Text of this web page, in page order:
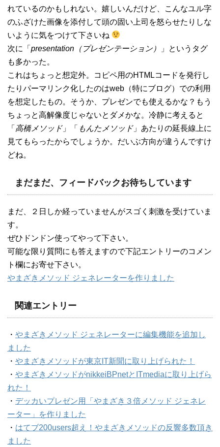
れているのかもしれない。嬉しいんだけど、こんなユル字
のふざけた画像を添付して頭の固い上司を怒らせたりしな
いように気をつけて下さいね
次に「 presentation（プレゼンテーション）
」というタグ
も多かった。
これはちょっと想定外。コピペ用のHTMLコードを発行し
たりパーマリンク化したのはweb（特にブログ）での利用
を想定したもの。そうか、プレゼンでも使えるかな？もう
ちょっと高解像度じゃないとダメかな。冷静に考えると
「 高橋メソッド」「 もんたメソッド」あたりの延長線上に
見てもらったからでしょうか。だいぶ方向が違うんですけ
どね。
まだまだ、フィードバックお待ちしています
まだ、２日しか経っていませんがスゴく刺激を受けていま
す。
ぜひドンドン使ってやって下さい。
可能な限り質問にも答えますので下記エントリーのコメン
ト欄にお寄せ下さい。
やまざきメソッド ジェネレーターを作りました
関連エントリー
・ やまざきメソッド ジェネレーターに編集機能を追加し
ました
・ やまざきメソッドが東京IT新聞に取り上げられた！
・ やまざきメソッドがnikkeiBPnetとITmediaに取り上げら
れた！
・ デッカいプレゼン用「やまざき３倍メソッド ジェネレ
ーター」を作りました
・ はてブ200users超え！やまざきメソッドの反響多数頂き
ました